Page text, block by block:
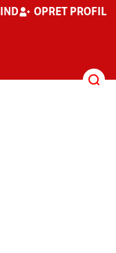
IND OPRET PROFIL